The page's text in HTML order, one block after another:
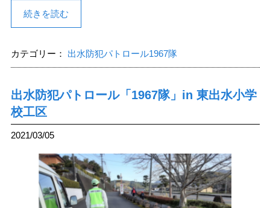
続きを読む
カテゴリー： 出水防犯パトロール1967隊
出水防犯パトロール「1967隊」in 東出水小学
校工区
2021/03/05